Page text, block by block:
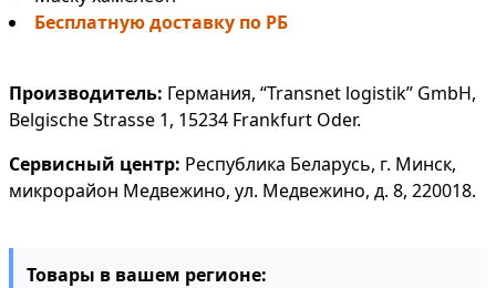
Бесплатную доставку по РБ
Производитель: Германия, “Transnet logistik” GmbH,
Belgische Strasse 1, 15234 Frankfurt Oder.
Сервисный центр: Республика Беларусь, г. Минск,
микрорайон Медвежино, ул. Медвежино, д. 8, 220018.
Товары в вашем регионе: